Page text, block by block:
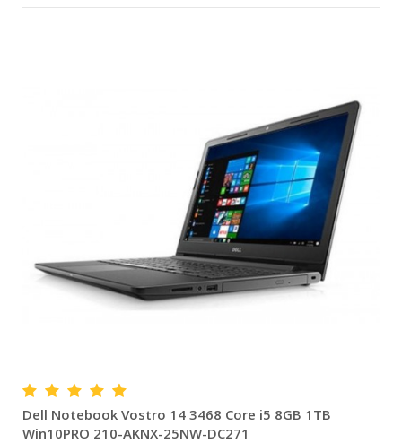
Dell Notebook Vostro 14 3468 Core i5 8GB 1TB
Win10PRO 210-AKNX-25NW-DC271